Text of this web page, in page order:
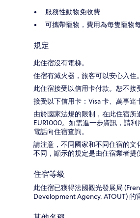
服務性動物免收費
可攜帶寵物，費用為每隻寵物
規定
此住宿沒有電梯。
住宿有滅火器，旅客可以安心入住。
此住宿接受以信用卡付款。恕不接
接受以下信用卡：Visa 卡、萬事達
由於國家法規的限制，在此住宿所
EUR1000。如需進一步資訊，請
電話向住宿查詢。
請注意，不同國家和不同住宿的文
不同，顯示的規定是由住宿業者提
住宿等級
此住宿已獲得法國觀光發展局
Development Agency, ATOUT) 的